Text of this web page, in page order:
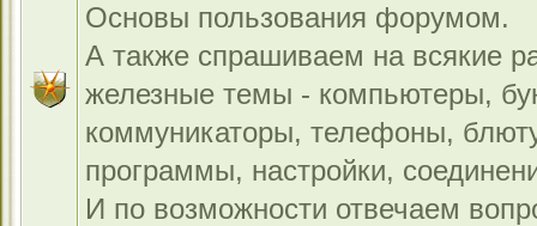
Основы пользования форумом.
А также спрашиваем на всякие
железные темы - компьютеры,
коммуникаторы, телефоны,
программы, настройки,
И по возможности отвечаем